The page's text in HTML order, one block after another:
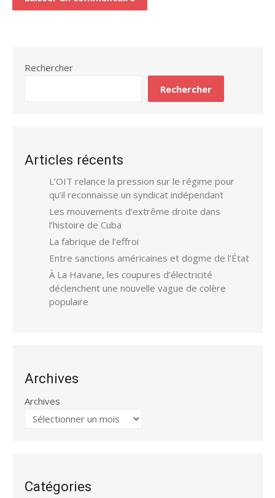
Rechercher
Rechercher
Articles récents
L’OIT relance la pression sur le régime pour
qu’il reconnaisse un syndicat indépendant
Les mouvements d’extrême droite dans
l’histoire de Cuba
La fabrique de l’effroi
Entre sanctions américaines et dogme de l’État
À La Havane, les coupures d’électricité
déclenchent une nouvelle vague de colère
populaire
Archives
Archives
Catégories